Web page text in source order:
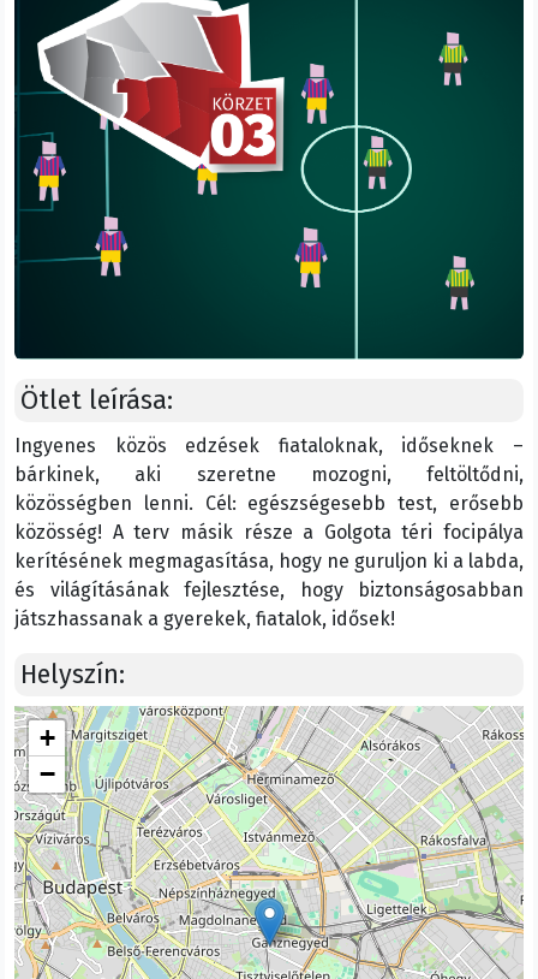
Ötlet leírása:
Ingyenes közös edzések fiataloknak, időseknek –
bárkinek, aki szeretne mozogni, feltöltődni,
közösségben lenni. Cél: egészségesebb test, erősebb
közösség! A terv másik része a Golgota téri focipálya
kerítésének megmagasítása, hogy ne guruljon ki a labda,
és világításának fejlesztése, hogy biztonságosabban
játszhassanak a gyerekek, fiatalok, idősek!
Helyszín:
+
−